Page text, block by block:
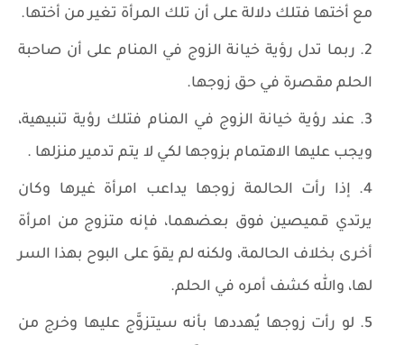
مع أختها فتلك دلالة على أن تلك المرأة تغير من أختها.
ربما تدل رؤية خيانة الزوج في المنام على أن صاحبة
الحلم مقصرة في حق زوجها.
عند رؤية خيانة الزوج في المنام فتلك رؤية تنبيهية،
ويجب عليها الاهتمام بزوجها لكي لا يتم تدمير منزلها .
إذا رأت الحالمة زوجها يداعب امرأة غيرها وكان
يرتدي قميصين فوق بعضهما، فإنه متزوج من امرأة
أخرى بخلاف الحالمة، ولكنه لم يقوَ على البوح بهذا السر
لها، والله كشف أمره في الحلم.
لو رأت زوجها يُهددها بأنه سيتزوَّج عليها وخرج من